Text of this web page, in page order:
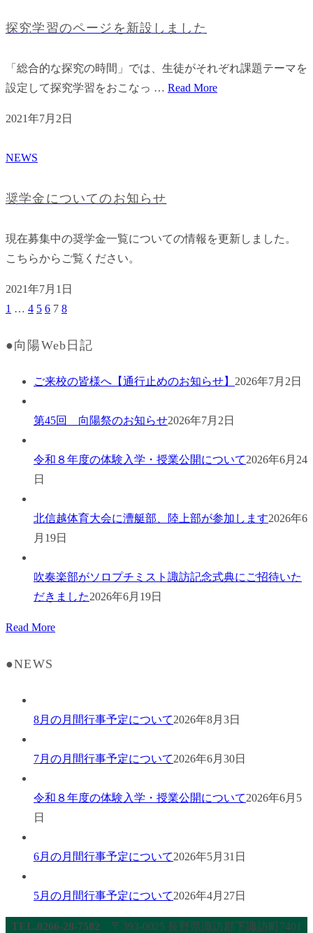
探究学習のページを新設しました
「総合的な探究の時間」では、生徒がそれぞれ課題テーマを
設定して探究学習をおこなっ … Read More
2021年7月2日
NEWS
奨学金についてのお知らせ
現在募集中の奨学金一覧についての情報を更新しました。
こちらからご覧ください。
2021年7月1日
1 … 4 5 6 7 8
●向陽Web日記
ご来校の皆様へ【通行止めのお知らせ】 2026年7月2日
第45回 向陽祭のお知らせ2026年7月2日
令和８年度の体験入学・授業公開について2026年6月24
日
北信越体育大会に漕艇部、陸上部が参加します2026年6
月19日
吹奏楽部がソロプチミスト諏訪記念式典にご招待いた
だきました2026年6月19日
Read More
●NEWS
8月の月間行事予定について2026年8月3日
7月の月間行事予定について2026年6月30日
令和８年度の体験入学・授業公開について2026年6月5
日
6月の月間行事予定について2026年5月31日
5月の月間行事予定について2026年4月27日
TEL.0266-28-7582 〒393-0025 長野県諏訪郡下諏訪町7401